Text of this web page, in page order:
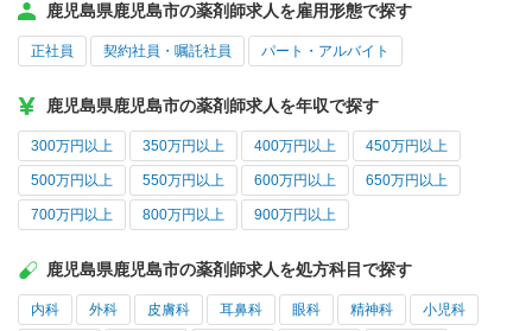
鹿児島県鹿児島市の薬剤師求人を雇用形態で探す
正社員 契約社員・嘱託社員 パート・アルバイト
鹿児島県鹿児島市の薬剤師求人を年収で探す
300万円以上 350万円以上 400万円以上 450万円以上
500万円以上 550万円以上 600万円以上 650万円以上
700万円以上 800万円以上 900万円以上
鹿児島県鹿児島市の薬剤師求人を処方科目で探す
内科 外科 皮膚科 耳鼻科 眼科 精神科 小児科